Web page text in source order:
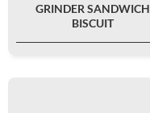
GRINDER SANDWICH
BISCUIT